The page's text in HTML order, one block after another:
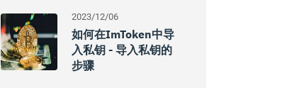
2023/12/06
如何在imToken中导
入私钥 - 导入私钥的
步骤